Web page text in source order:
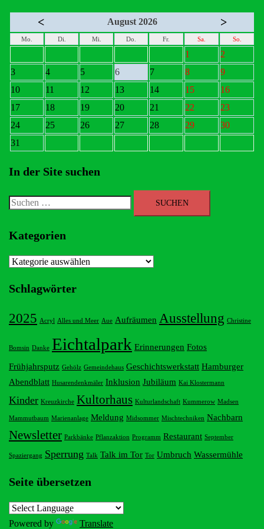
< August 2026 >
Mo. Di. Mi. Do. Fr. Sa. So.
1
2
3
4 5 6 7 8
9
10
11 12 13 14 15
16
17
18 19 20 21 22
23
24
25 26 27 28 29
30
31
In der Site suchen
Suchen
Kategorien
Kategorien
Schlagwörter
2025 Acryl Alles und Meer Aue Aufräumen Ausstellung Christine
Bomsin Danke Eichtalpark Erinnerungen Fotos
Frühjahrsputz Gehölz Gemeindehaus Geschichtswerkstatt Hamburger
Abendblatt Husarendenkmäler Inklusion Jubiläum Kai Klostermann
Kinder Kreuzkirche Kultorhaus Kulturlandschaft Kummerow Madsen
Mammutbaum Marienanlage Meldung Midsommer Mischtechniken Nachbarn
Newsletter Parkbänke Pflanzaktion Programm Restaurant September
Spaziergang Sperrung Talk Talk im Tor Tor Umbruch Wassermühle
Seite übersetzen
Powered by Translate